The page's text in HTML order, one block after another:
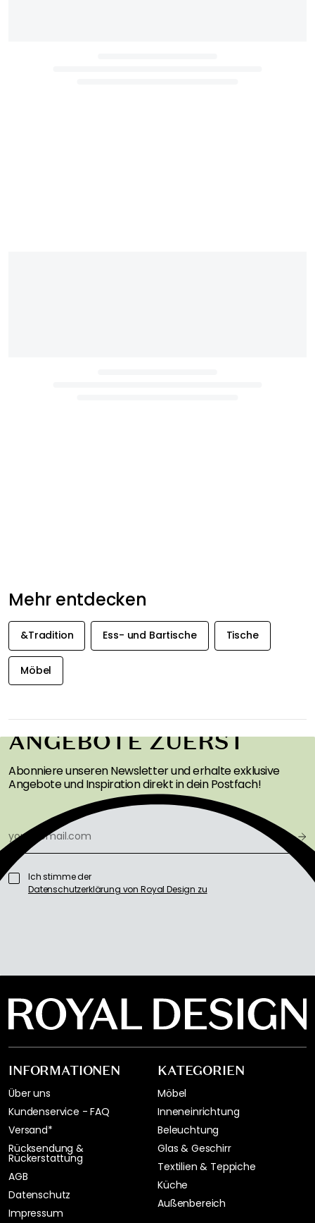
Mehr entdecken
&Tradition Ess- und Bartische Tische
Möbel
INSPIRATION &
ANGEBOTE ZUERST
Abonniere unseren Newsletter und erhalte exklusive
Angebote und Inspiration direkt in dein Postfach!
Ich stimme der
Datenschutzerklärung von Royal Design zu
INFORMATIONEN
Über uns
Kundenservice - FAQ
Versand*
Rücksendung &
Rückerstattung
AGB
Datenschutz
Impressum
KATEGORIEN
Möbel
Inneneinrichtung
Beleuchtung
Glas & Geschirr
Textilien & Teppiche
Küche
Außenbereich